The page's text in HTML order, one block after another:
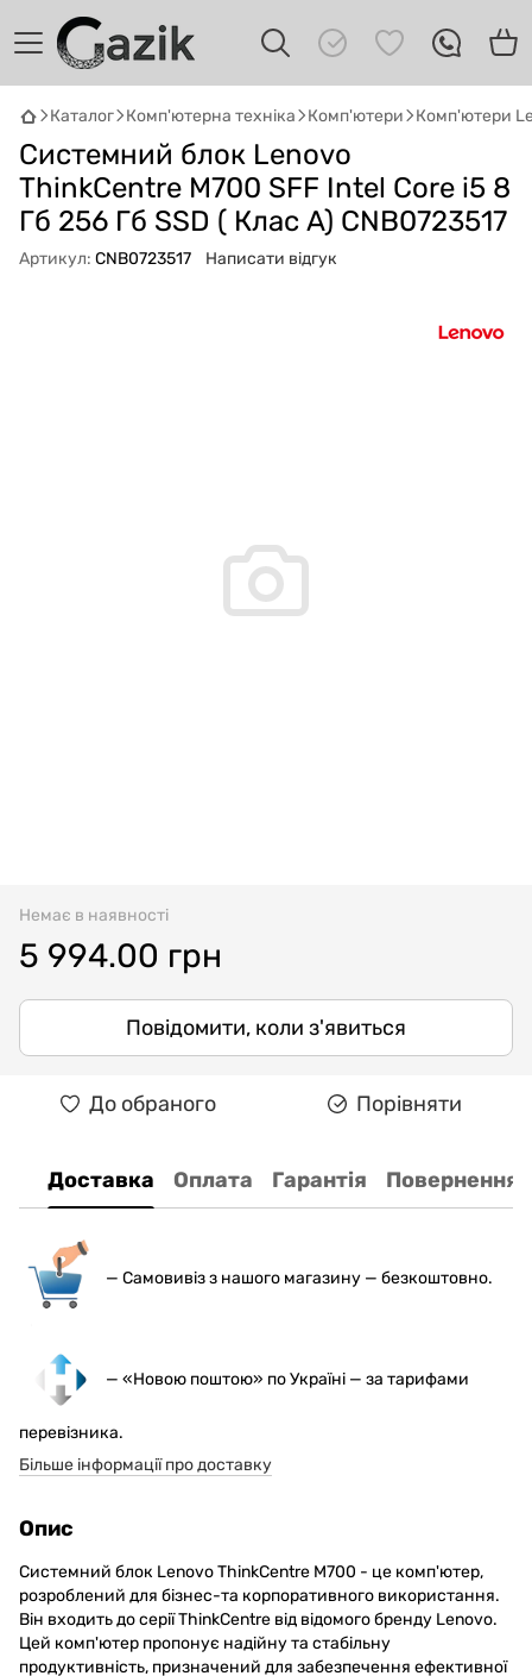
Каталог Комп'ютерна техніка Комп'ютери Комп'ютери
Системний блок Lenovo
ThinkCentre M700 SFF Intel Core i5 8
Гб 256 Гб SSD ( Клас A) CNB0723517
Артикул: CNB0723517 Написати відгук
Немає в наявності
5 994.00 грн
Повідомити, коли з'явиться
До обраного Порівняти
Доставка Оплата Гарантія Повернення
— Самовивіз з нашого магазину — безкоштовно.
— «Новою поштою» по Україні — за тарифами
перевізника.
Більше інформації про доставку
Опис
Системний блок Lenovo ThinkCentre M700 - це комп'ютер,
розроблений для бізнес-та корпоративного використання.
Він входить до серії ThinkCentre від відомого бренду Lenovo.
Цей комп'ютер пропонує надійну та стабільну
продуктивність, призначений для забезпечення ефективної
GAZIKAI
Онлайн · пошук техніки
Привіт! 👋 Я Gazik AI — допоможу
підібрати вживану комп'ютерну техніку.